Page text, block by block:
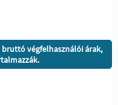
végfelhasználói árak,